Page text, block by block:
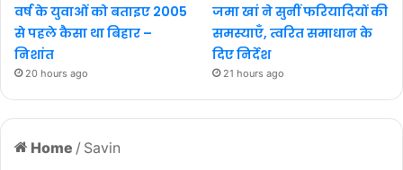
Home / Savin
वर्ष के युवाओं को बताइए 2005
से पहले कैसा था बिहार –
निशांत
20 hours ago
जमा खां ने सुनीं फरियादियों की
समस्याएँ, त्वरित समाधान के
दिए निर्देश
21 hours ago